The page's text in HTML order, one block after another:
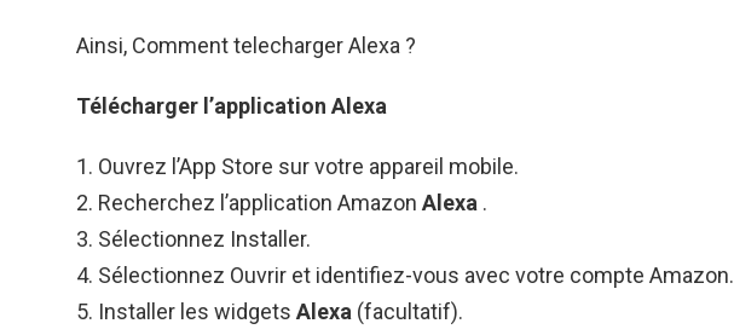
Ainsi, Comment telecharger Alexa ?
Télécharger l’application Alexa
Ouvrez l’App Store sur votre appareil mobile.
Recherchez l’application Amazon Alexa .
Sélectionnez Installer.
Sélectionnez Ouvrir et identifiez-vous avec votre compte Amazon.
Installer les widgets Alexa (facultatif).